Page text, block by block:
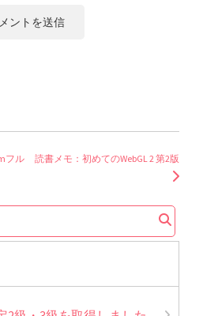
フル
読書メモ：初めてのWebGL 2 第2版